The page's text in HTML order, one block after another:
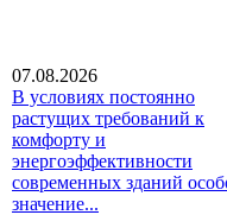
07.08.2026
В условиях постоянно
растущих требований к
комфорту и
энергоэффективности
современных зданий
значение...